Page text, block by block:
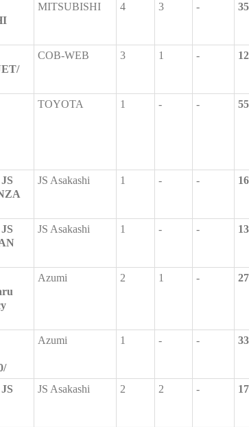
MITSUBISHI 4 3 -
COB-WEB 3 1 -
TOYOTA 1 - -
JS Asakashi 1 - -
JS Asakashi 1 - -
Azumi 2 1 -
Azumi 1 - -
JS Asakashi 2 2 -